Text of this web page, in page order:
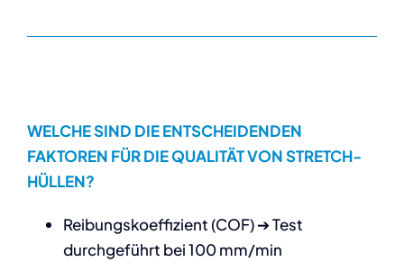
WELCHE SIND DIE ENTSCHEIDENDEN
FAKTOREN FÜR DIE QUALITÄT VON STRETCH-
HÜLLEN?
Reibungskoeffizient (COF) ➔ Test
durchgeführt bei 100 mm/min